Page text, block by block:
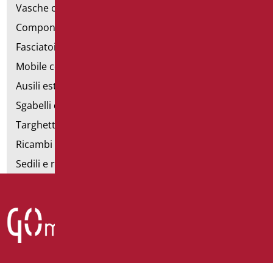
Vasche con sportello
Componibili corrimano
Fasciatoi
Mobile con poltrona
Ausili estraibili
Sgabelli doccia
Targhette bagno
Ricambi e minuteria
Sedili e rialzi WC